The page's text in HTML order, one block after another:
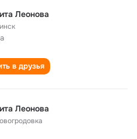
Леонова
в друзья
Леонова